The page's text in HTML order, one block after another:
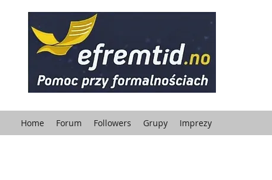
Home Forum Followers Grupy Imprezy